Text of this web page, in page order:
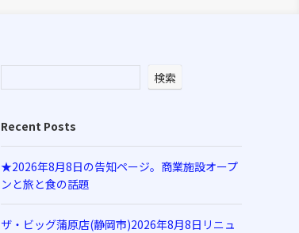
検索
Recent Posts
★2026年8月8日の告知ページ。商業施設オープ
ンと旅と食の話題
ザ・ビッグ蒲原店(静岡市)2026年8月8日リニュ